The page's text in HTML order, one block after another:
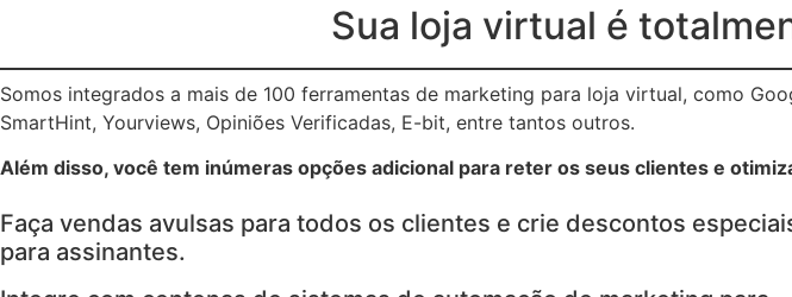
Sua loja virtual é
Somos integrados a mais de 100 ferramentas de marketing para loja virtual, como
SmartHint, Yourviews, Opiniões Verificadas, E-bit, entre tantos outros.
Além disso, você tem inúmeras opções adicional para reter os seus clientes e
Faça vendas avulsas para todos os clientes e crie descontos
para assinantes.